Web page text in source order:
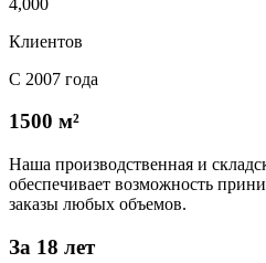
Клиентов
С 2007 года
1500 м²
Наша производственная и
обеспечивает возможность
заказы любых объемов.
За 18 лет